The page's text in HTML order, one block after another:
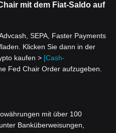
mit dem Fiat-Saldo auf
SEPA, Faster Payments
Klicken Sie dann in der
kaufen > [Cash-
Fed Chair Order aufzugeben.
mit über 100
Banküberweisungen,